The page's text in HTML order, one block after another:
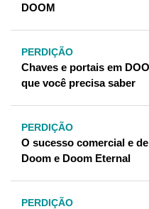
DOOM
PERDIÇÃO
Chaves e portais em
que você precisa saber
PERDIÇÃO
O sucesso comercial e
Doom e Doom Eternal
PERDIÇÃO